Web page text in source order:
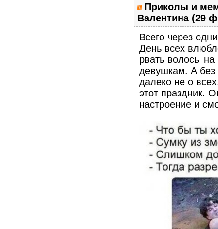
Приколы и
Валентина (29
Всего через
День всех
рвать волосы
девушкам. А без
далеко не о
этот праздник.
настроение и